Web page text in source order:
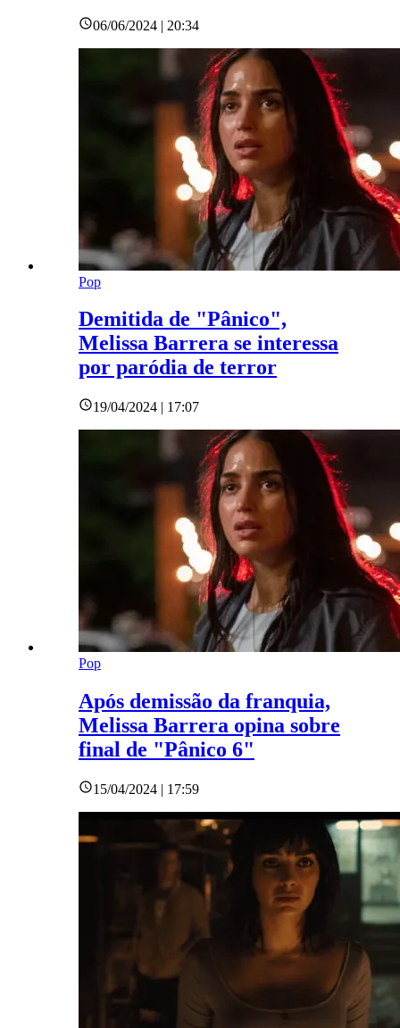
06/06/2024 | 20:34
Pop
Demitida de "Pânico",
Melissa Barrera se interessa
por paródia de terror
19/04/2024 | 17:07
Pop
Após demissão da franquia,
Melissa Barrera opina sobre
final de "Pânico 6"
15/04/2024 | 17:59